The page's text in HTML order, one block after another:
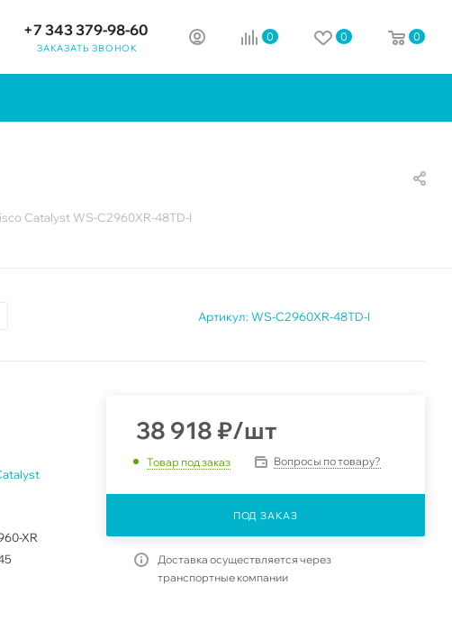
+7 343 379-98-60
ЗАКАЗАТЬ ЗВОНОК
0 0 0
Catalyst WS-C2960XR-48TD-I
Артикул: WS-C2960XR-48TD-I
XR
38 918 ₽/шт
Товар под заказ Вопросы по товару?
ПОД ЗАКАЗ
Доставка осуществляется через
транспортные компании